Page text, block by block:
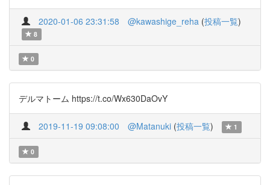
2020-01-06 23:31:58 @kawashige_reha (投稿一覧)
8
0
デルマトーム https://t.co/Wx630DaOvY
2019-11-19 09:08:00 @Matanuki (投稿一覧) 1
0